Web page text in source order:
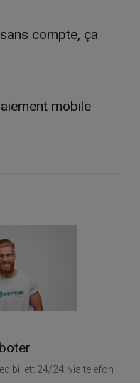
compte, ça
mobile
billett 24/24, via telefon